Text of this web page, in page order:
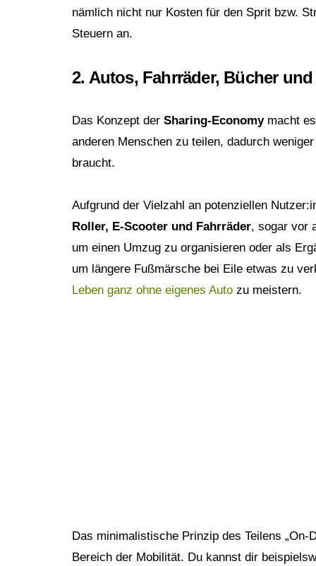
nämlich nicht nur Kosten für den Sprit bzw.
Steuern an.
2. Autos, Fahrräder, Bücher
Das Konzept der Sharing-Economymacht es
anderen Menschen zu teilen, dadurch
braucht.
Aufgrund der Vielzahl an potenziellen
Roller, E-Scooter und Fahrräder, sogar vor
um einen Umzug zu organisieren oder als
um längere Fußmärsche bei Eile etwas zu
Leben ganz ohne eigenes Auto zu meistern.
Das minimalistische Prinzip des Teilens „On-
Bereich der Mobilität. Du kannst dir